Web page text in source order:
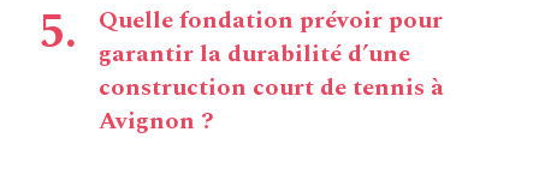
Quelle fondation prévoir pour
garantir la durabilité d’une
construction court de tennis à
Avignon ?